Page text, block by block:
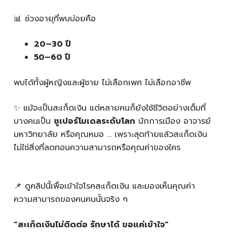
📊 ช่วงอายุที่พบบ่อยคือ
20–30 ปี
50–60 ปี
พบได้ทั้งผู้หญิงและผู้ชาย ไม่เลือกเพศ ไม่เลือกอาชีพ
✨ แม้จะเป็นสะเก็ดเงิน แต่หลายคนก็ยังใช้ชีวิตอย่างเต็มที่
บางคนเป็น ซูเปอร์โมเดลระดับโลก นักการเมือง อาจารย์
มหาวิทยาลัย หรือคุณหมอ … เพราะสุดท้ายแล้วสะเก็ดเงิน
ไม่ใช่สิ่งที่ลดทอนความสามารถหรือคุณค่าของใคร
📌 ดูคลิปนี้เพื่อเข้าใจโรคสะเก็ดเงิน และมองเห็นคุณค่า
ความสามารถของคนคนนั้นจริง ๆ
“สะเก็ดเงินไม่ติดต่อ รักษาได้ ขอแค่เข้าใจ”